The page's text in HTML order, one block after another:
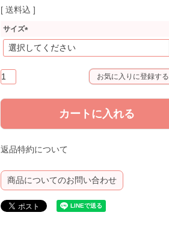
送料込
サイズ
(
必
お気に入りに登録する
カートに入れる
返品特約について
商品についてのお問い合わせ